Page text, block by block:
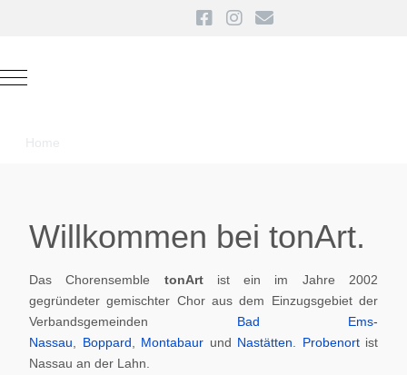
Mobile Menu Toggle
Home
Willkommen bei tonArt.
Das Chorensemble tonArt ist ein im Jahre 2002
gegründeter gemischter Chor aus dem Einzugsgebiet der
Verbandsgemeinden Bad Ems-
Nassau
Boppard Montabaur und Nastätten Probenortist
Nassau an der Lahn.